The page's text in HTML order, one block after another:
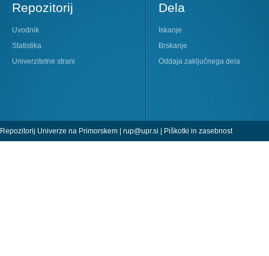
Repozitorij
Uvodnik
Statistika
Univerzitetne strani
Dela
Iskanje
Brskanje
Oddaja zaključnega dela
Repozitorij Univerze na Primorskem | rup@upr.si | Piškotki in zasebnost